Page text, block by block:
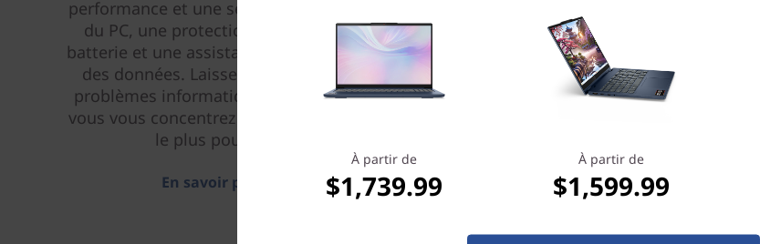
performance et une sécurité améliorées
du PC, une protection étendue de la
batterie et une assistance à la migration
des données. Laissez-nous gérer vos
problèmes informatiques pendant que
vous vous concentrez sur ce qui compte
le plus pour vous.
En savoir plus > >
option minimise le coût des réparations
inattendues. Mais peut-être plus
important encore, il vous rassure que
nous sommes là pour vous lorsque vous
En savoir plus > >
À partir de
$1,739.99
À partir de
$1,599.99